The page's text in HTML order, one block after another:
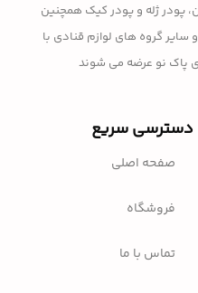
پودر ژله و پودر کیک همچنین
سایر گروه های لوازم قنادی با
پاک نو عرضه می شوند
دسترسی سریع
صفحه اصلی
فروشگاه
تماس با ما